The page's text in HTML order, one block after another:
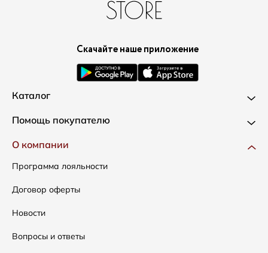
Скачайте наше приложение
Каталог
Новинки
Одежда
Сумки
Аксессуары
Распродажа
Подарочные сертификаты
Помощь покупателю
Доставка и оплата
Как оформить заказ
Условия возвратов
Таблица размеров
Уход за одеждой
О компании
Программа лояльности
Договор оферты
Новости
Вопросы и ответы